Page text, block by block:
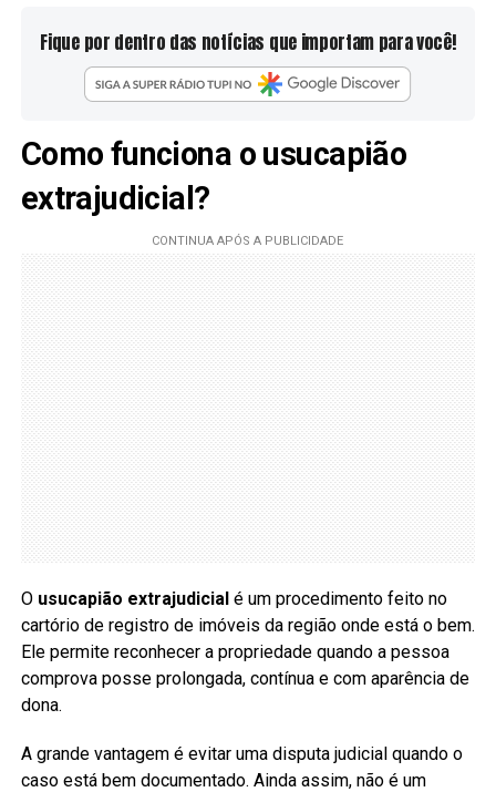
Fique por dentro das notícias que importam para você!
Como funciona o usucapião
extrajudicial?
O usucapião extrajudicialé um procedimento feito no
cartório de registro de imóveis da região onde está o bem.
Ele permite reconhecer a propriedade quando a pessoa
comprova posse prolongada, contínua e com aparência de
dona.
A grande vantagem é evitar uma disputa judicial quando o
caso está bem documentado. Ainda assim, não é um